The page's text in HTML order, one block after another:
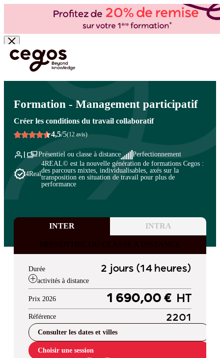
Skip to main content
Vous êtes ici : Accueil >Cegos, organisme de formation à Paris et en régions
Management et leadership
Formation - Management participatif
Créer les conditions du travail collaboratif
4,5/5(12 avis)
Présentiel ou classe à distance Perfectionnement
4Real
4REAL© est la nouvelle génération de formations Cegos :
des parcours mixtes, individualisables, axés sur la
transposition en situation de travail pour plus de
performance
INTER INTRA
PRESENTIEL OU CLASSE A DISTANCE
Durée 2 jours (14 heures)
activités à distance
Prix 2026 1 690,00 € HT
Référence 2201
Consulter les dates et villes
Choisir une session